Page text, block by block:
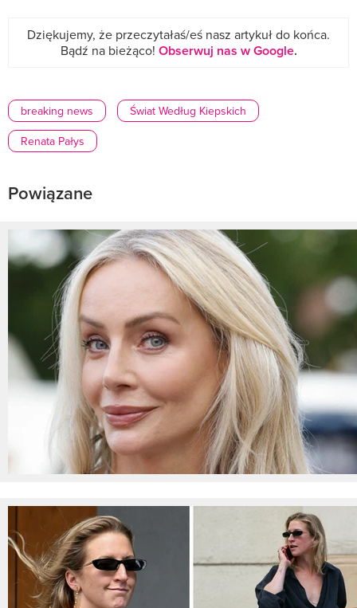
Dziękujemy, że przeczytałaś/eś nasz artykuł do końca.
Bądź na bieżąco! Obserwuj nas w Google.
breaking news
Świat Według Kiepskich
Renata Pałys
Powiązane